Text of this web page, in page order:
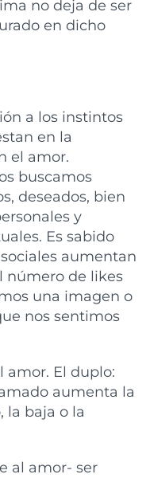
no deja de ser
en dicho
a los instintos
en la
el amor.
buscamos
deseados, bien
y
Es sabido
aumentan
número de likes
una imagen o
nos sentimos
amor. El duplo:
aumenta la
la baja o la
al amor- ser